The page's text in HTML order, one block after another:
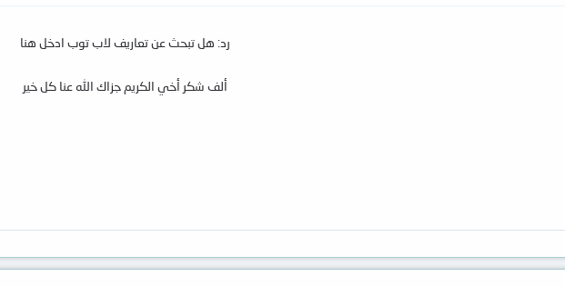
رد: هل تبحث عن تعاريف لاب توب ادخل هنا
ألف شكر أخي الكريم جزاك الله عنا كل خير